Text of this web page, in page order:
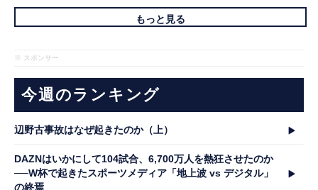
もっと見る
※ スポンサー
今週のランキング
辺野古事故はなぜ起きたのか（上）
DAZNはいかにして104試合、6,700万人を熱狂させたのか
──W杯で起きたスポーツメディア「地上波 vs デジタル」
の終焉